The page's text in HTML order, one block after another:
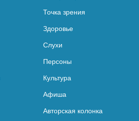
Точка зрения
Здоровье
Слухи
Персоны
Культура
Афиша
Авторская колонка